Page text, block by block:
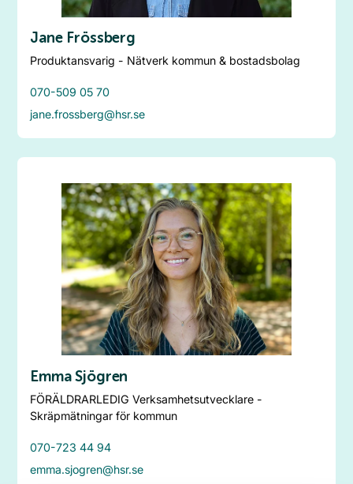
Jane Frössberg
Produktansvarig - Nätverk kommun & bostadsbolag
070-509 05 70
jane.frossberg@hsr.se
Emma Sjögren
FÖRÄLDRARLEDIG Verksamhetsutvecklare -
Skräpmätningar för kommun
070-723 44 94
emma.sjogren@hsr.se